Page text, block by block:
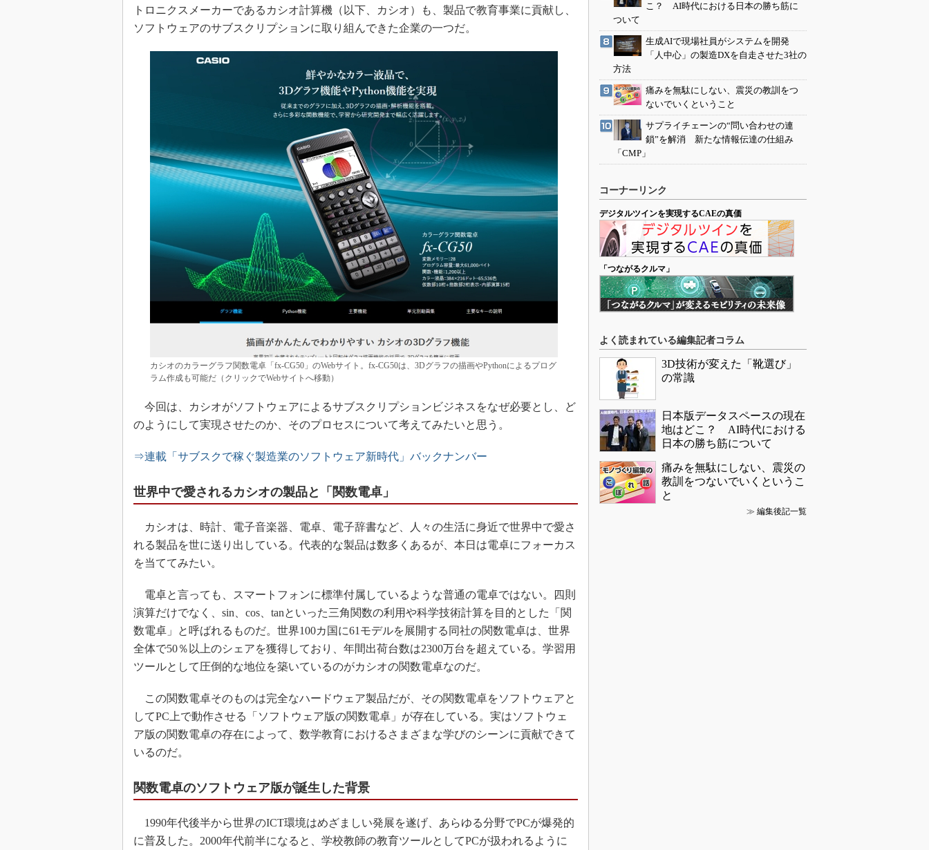
海外生産
グローバル設計・開発
制御セキュリティ
トロニクスメーカーであるカシオ計算機（以下、カシオ）も、製品で教育事業に貢献し、
ソフトウェアのサブスクリプションに取り組んできた企業の一つだ。
カシオのカラーグラフ関数電卓「fx-CG50」のWebサイト。fx-CG50は、3Dグラフの描画やPythonによるプログ
ラム作成も可能だ（クリックでWebサイトへ移動）
今回は、カシオがソフトウェアによるサブスクリプションビジネスをなぜ必要とし、ど
のようにして実現させたのか、そのプロセスについて考えてみたいと思う。
⇒連載「サブスクで稼ぐ製造業のソフトウェア新時代」バックナンバー
世界中で愛されるカシオの製品と「関数電卓」
カシオは、時計、電子音楽器、電卓、電子辞書など、人々の生活に身近で世界中で愛さ
れる製品を世に送り出している。代表的な製品は数多くあるが、本日は電卓にフォーカス
を当ててみたい。
電卓と言っても、スマートフォンに標準付属しているような普通の電卓ではない。四則
演算だけでなく、sin、cos、tanといった三角関数の利用や科学技術計算を目的とした「関
数電卓」と呼ばれるものだ。世界100カ国に61モデルを展開する同社の関数電卓は、世界
全体で50％以上のシェアを獲得しており、年間出荷台数は2300万台を超えている。学習用
ツールとして圧倒的な地位を築いているのがカシオの関数電卓なのだ。
この関数電卓そのものは完全なハードウェア製品だが、その関数電卓をソフトウェアと
してPC上で動作させる「ソフトウェア版の関数電卓」が存在している。実はソフトウェ
ア版の関数電卓の存在によって、数学教育におけるさまざまな学びのシーンに貢献できて
いるのだ。
関数電卓のソフトウェア版が誕生した背景
1990年代後半から世界のICT環境はめざましい発展を遂げ、あらゆる分野でPCが爆発的
に普及した。2000年代前半になると、学校教師の教育ツールとしてPCが扱われるように
こ？ AI時代における日本の勝ち筋に
ついて
生成AIで現場社員がシステムを開発
「人中心」の製造DXを自走させた3社の
方法
痛みを無駄にしない、震災の教訓をつ
ないでいくということ
サプライチェーンの“問い合わせの連
鎖”を解消 新たな情報伝達の仕組み
「CMP」
コーナーリンク
デジタルツインを実現するCAEの真価
「つながるクルマ」
よく読まれている編集記者コラム
3D技術が変えた「靴選び」
の常識
日本版データスペースの現在
地はどこ？ AI時代における
日本の勝ち筋について
痛みを無駄にしない、震災の
教訓をつないでいくというこ
と
≫ 編集後記一覧